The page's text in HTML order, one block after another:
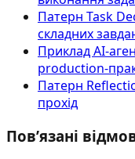
Патерн Task
складних
Приклад
production-
Патерн
прохід
Пов’язані